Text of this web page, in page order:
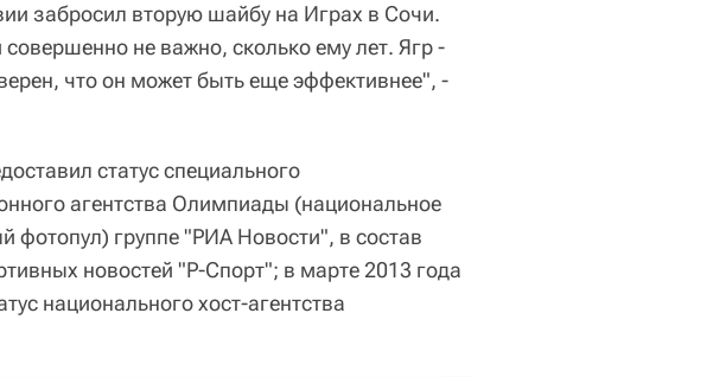
забросил вторую шайбу на Играх в Сочи.
не важно, сколько ему лет. Ягр -
что он может быть еще эффективнее", -
статус специального
агентства Олимпиады (национальное
фотопул) группе "РИА Новости", в состав
новостей "Р-Спорт"; в марте 2013 года
национального хост-агентства